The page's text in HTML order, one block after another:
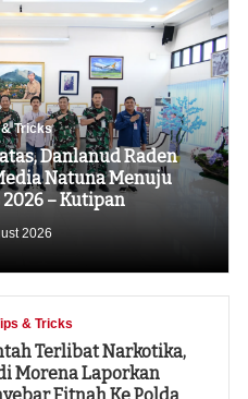
Tricks
Danlanud Raden
Natuna Menuju
– Kutipan
2026
& Tricks
Terlibat Narkotika,
Morena Laporkan